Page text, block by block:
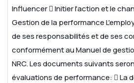
Influencer Initier l'action et le
Gestion de la performance
de ses responsabilités et de ses
conformément au Manuel de
NRC. Les documents suivants
évaluations de performance:  La